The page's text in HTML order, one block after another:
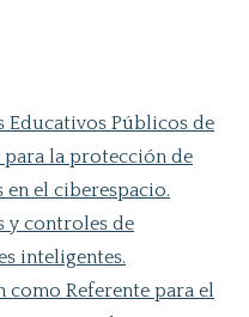
Educativos Públicos de
para la protección de
en el ciberespacio.
y controles de
inteligentes.
como Referente para el